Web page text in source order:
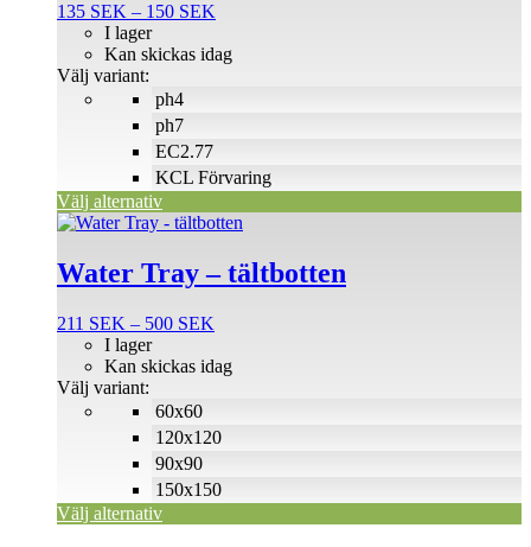
135 SEK – 150 SEK
till
ph4
ph7
EC2.77
KCL Förvaring
I lager
Kan skickas idag
Välj variant:
Välj alternativ
varianter.
olika
alternativen
Water Tray – tältbotten
211 SEK – 500 SEK
till
60x60
120x120
90x90
150x150
I lager
Kan skickas idag
Välj variant:
Välj alternativ
Den
produkten
har
varianter.
olika
alternativen